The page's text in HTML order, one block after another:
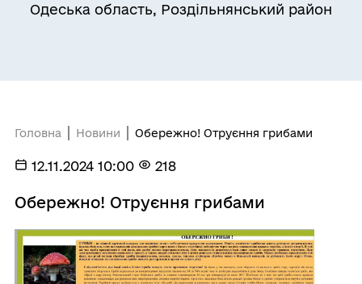
Одеська область, Роздільнянський район
Головна Новини Обережно! Отруєння грибами
12.11.2024 10:00 218
Обережно! Отруєння грибами